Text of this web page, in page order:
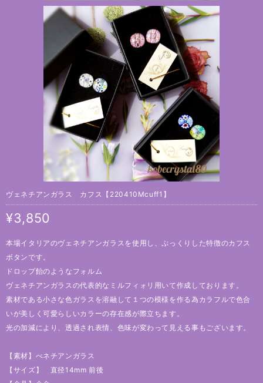
ヴェネチアンガラス カフス【220410Mcuff1】
¥3,850
本場イタリアのヴェネチアンガラスを使用し、ぷっくりした特徴のカフス
ボタンです。
ドロップ飴のようなフォルム
ヴェネチアンガラスの代表的なミルフィォリ用いて作成しております。
素材である小さな色ガラスを溶融して１つの模様を作る為カラフルで色合
いが美しく可愛らしいカラーの存在感が際立ちます。
光の加減により、透過され表情、色味が変わって見える事もございます。
【素材】べネチアンガラス
【サイズ】 直径14mm 前後